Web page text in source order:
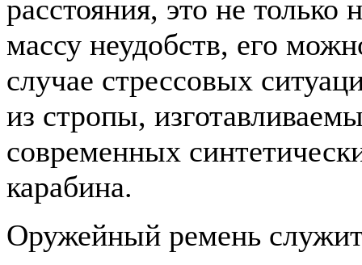
расстояния, это не только
массу неудобств, его
случае стрессовых
из стропы,
современных
карабина.
Оружейный ремень